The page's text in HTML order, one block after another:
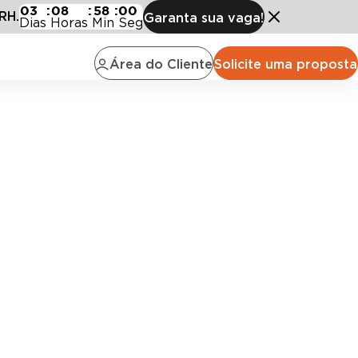
Área do ClienteSolicite uma proposta
03
Dias
:08
Horas
: 57
Min
:59
SegGaranta sua vaga!